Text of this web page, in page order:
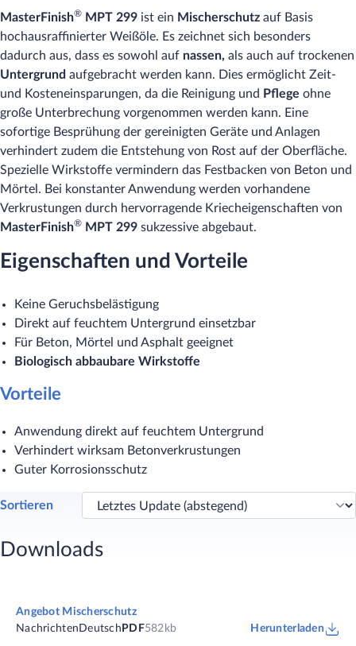
MasterFinish® MPT 299 ist ein Mischerschutz auf Basis
hochausraffinierter Weißöle. Es zeichnet sich besonders
dadurch aus, dass es sowohl auf nassen, als auch auf trockenen
Untergrund aufgebracht werden kann. Dies ermöglicht Zeit-
und Kosteneinsparungen, da die Reinigung und Pflege ohne
große Unterbrechung vorgenommen werden kann. Eine
sofortige Besprühung der gereinigten Geräte und Anlagen
verhindert zudem die Entstehung von Rost auf der Oberfläche.
Spezielle Wirkstoffe vermindern das Festbacken von Beton und
Mörtel. Bei konstanter Anwendung werden vorhandene
Verkrustungen durch hervorragende Kriecheigenschaften von
MasterFinish® MPT 299 sukzessive abgebaut.
Eigenschaften und Vorteile
Keine Geruchsbelästigung
Direkt auf feuchtem Untergrund einsetzbar
Für Beton, Mörtel und Asphalt geeignet
Biologisch abbaubare Wirkstoffe
Vorteile
Anwendung direkt auf feuchtem Untergrund
Verhindert wirksam Betonverkrustungen
Guter Korrosionsschutz
Sortieren
Downloads
Angebot Mischerschutz
Nachrichten Deutsch PDF582kb Herunterladen